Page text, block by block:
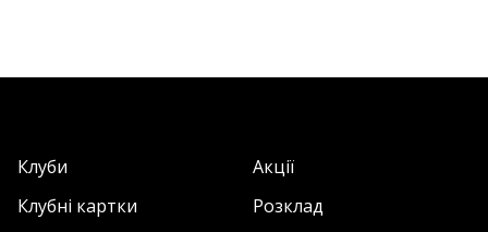
Клуби
Акції
Клубні картки
Розклад